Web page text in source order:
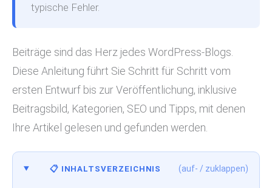
typische Fehler.
Beiträge sind das Herz jedes WordPress-Blogs.
Diese Anleitung führt Sie Schritt für Schritt vom
ersten Entwurf bis zur Veröffentlichung, inklusive
Beitragsbild, Kategorien, SEO und Tipps, mit denen
Ihre Artikel gelesen und gefunden werden.
📋 INHALTSVERZEICHNIS (auf- / zuklappen)